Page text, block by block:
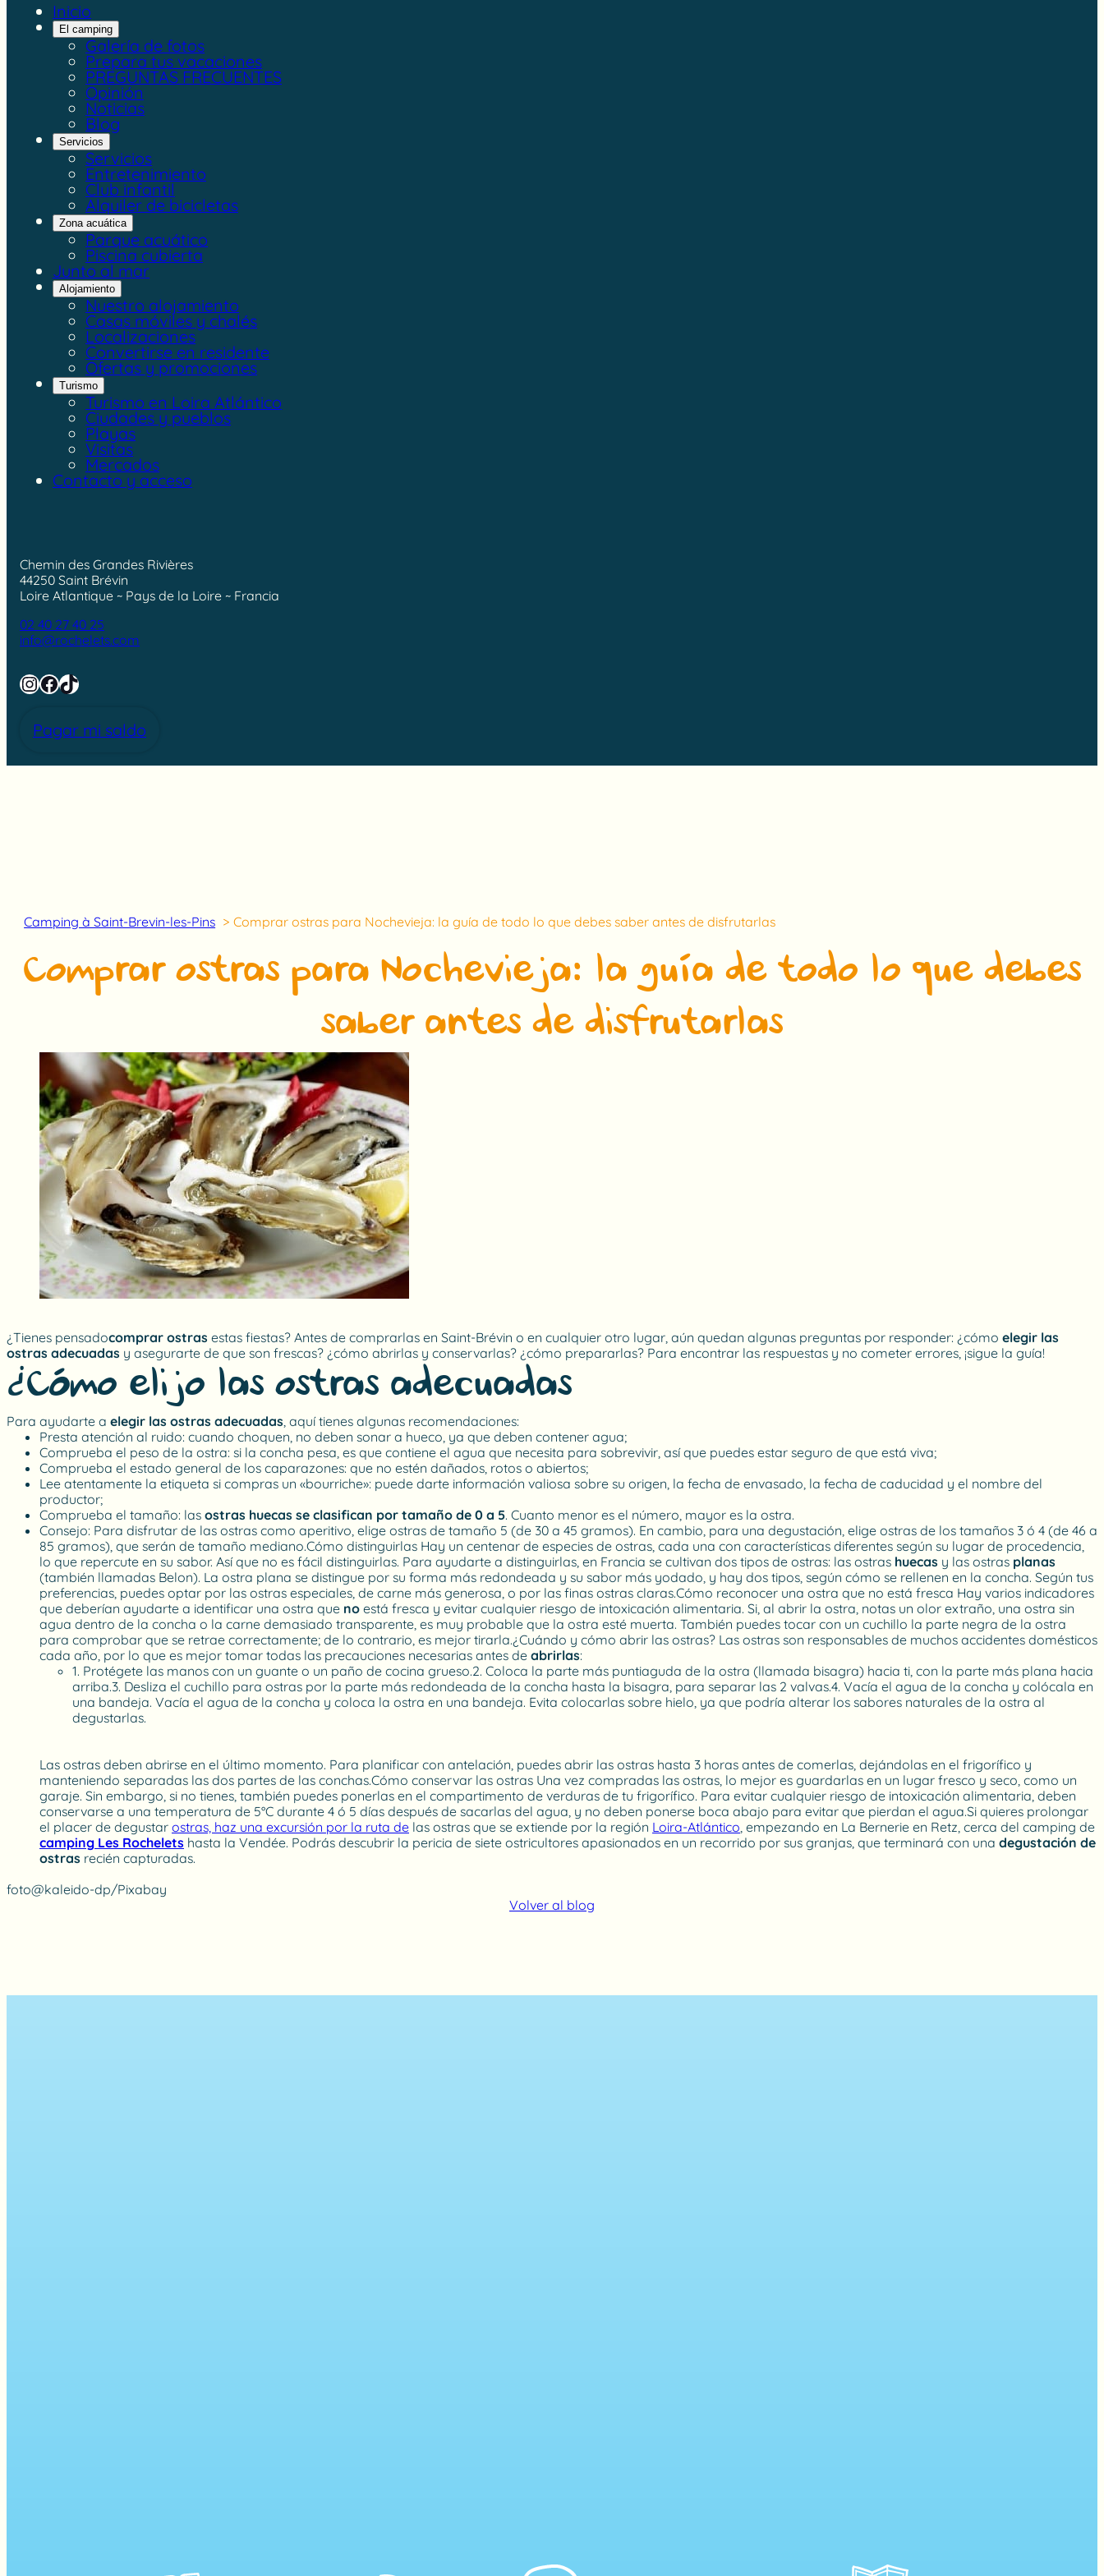
Inicio
El camping
Galería de fotos
Prepara tus vacaciones
PREGUNTAS FRECUENTES
Opinión
Noticias
Blog
Servicios
Servicios
Entretenimiento
Club infantil
Alquiler de bicicletas
Zona acuática
Parque acuático
Piscina cubierta
Junto al mar
Alojamiento
Nuestro alojamiento
Casas móviles y chalés
Localizaciones
Convertirse en residente
Ofertas y promociones
Turismo
Turismo en Loira Atlántico
Ciudades y pueblos
Playas
Visitas
Mercados
Contacto y acceso
Chemin des Grandes Rivières
44250 Saint Brévin
Loire Atlantique ~ Pays de la Loire ~ Francia
02 40 27 40 25
info@rochelets.com
Instagram
Facebook
TikTok
Pagar mi saldo
Camping à Saint-Brevin-les-Pins Comprar ostras para Nochevieja: la guía de todo lo que debes saber antes de disfrutarlas
Comprar ostras para Nochevieja: la guía de todo lo que debes
saber antes de disfrutarlas
¿Tienes pensadocomprar ostras estas fiestas? Antes de comprarlas en Saint-Brévin o en cualquier otro lugar, aún quedan algunas preguntas por responder: ¿cómo elegir las
ostras adecuadas y asegurarte de que son frescas? ¿cómo abrirlas y conservarlas? ¿cómo prepararlas? Para encontrar las respuestas y no cometer errores, ¡sigue la guía!
¿Cómo elijo las ostras adecuadas?
Para ayudarte a elegir las ostras adecuadas , aquí tienes algunas recomendaciones:
Presta atención al ruido: cuando choquen, no deben sonar a hueco, ya que deben contener agua;
Comprueba el peso de la ostra: si la concha pesa, es que contiene el agua que necesita para sobrevivir, así que puedes estar seguro de que está viva;
Comprueba el estado general de los caparazones: que no estén dañados, rotos o abiertos;
Lee atentamente la etiqueta si compras un «bourriche»: puede darte información valiosa sobre su origen, la fecha de envasado, la fecha de caducidad y el nombre del
productor;
Comprueba el tamaño: las ostras huecas se clasifican por tamaño de 0 a 5. Cuanto menor es el número, mayor es la ostra.
Consejo: Para disfrutar de las ostras como aperitivo, elige ostras de tamaño 5 (de 30 a 45 gramos). En cambio, para una degustación, elige ostras de los tamaños 3 ó 4 (de 46 a
85 gramos), que serán de tamaño mediano.Cómo distinguirlas Hay un centenar de especies de ostras, cada una con características diferentes según su lugar de procedencia,
lo que repercute en su sabor. Así que no es fácil distinguirlas. Para ayudarte a distinguirlas, en Francia se cultivan dos tipos de ostras: las ostras huecas y las ostras planas
(también llamadas Belon). La ostra plana se distingue por su forma más redondeada y su sabor más yodado, y hay dos tipos, según cómo se rellenen en la concha. Según tus
preferencias, puedes optar por las ostras especiales, de carne más generosa, o por las finas ostras claras.Cómo reconocer una ostra que no está fresca Hay varios indicadores
que deberían ayudarte a identificar una ostra que no está fresca y evitar cualquier riesgo de intoxicación alimentaria. Si, al abrir la ostra, notas un olor extraño, una ostra sin
agua dentro de la concha o la carne demasiado transparente, es muy probable que la ostra esté muerta. También puedes tocar con un cuchillo la parte negra de la ostra
para comprobar que se retrae correctamente; de lo contrario, es mejor tirarla.¿Cuándo y cómo abrir las ostras? Las ostras son responsables de muchos accidentes domésticos
cada año, por lo que es mejor tomar todas las precauciones necesarias antes de abrirlas:
1. Protégete las manos con un guante o un paño de cocina grueso.2. Coloca la parte más puntiaguda de la ostra (llamada bisagra) hacia ti, con la parte más plana hacia
arriba.3. Desliza el cuchillo para ostras por la parte más redondeada de la concha hasta la bisagra, para separar las 2 valvas.4. Vacía el agua de la concha y colócala en
una bandeja. Vacía el agua de la concha y coloca la ostra en una bandeja. Evita colocarlas sobre hielo, ya que podría alterar los sabores naturales de la ostra al
degustarlas.
Las ostras deben abrirse en el último momento. Para planificar con antelación, puedes abrir las ostras hasta 3 horas antes de comerlas, dejándolas en el frigorífico y
manteniendo separadas las dos partes de las conchas.Cómo conservar las ostras Una vez compradas las ostras, lo mejor es guardarlas en un lugar fresco y seco, como un
garaje. Sin embargo, si no tienes, también puedes ponerlas en el compartimento de verduras de tu frigorífico. Para evitar cualquier riesgo de intoxicación alimentaria, deben
conservarse a una temperatura de 5°C durante 4 ó 5 días después de sacarlas del agua, y no deben ponerse boca abajo para evitar que pierdan el agua.Si quieres prolongar
el placer de degustar ostras, haz una excursión por la ruta de las ostras que se extiende por la región Loira-Atlántico , empezando en La Bernerie en Retz, cerca del camping de
camping Les Rochelets hasta la Vendée. Podrás descubrir la pericia de siete ostricultores apasionados en un recorrido por sus granjas, que terminará con una degustación de
ostras recién capturadas.
foto@kaleido-dp/Pixabay
Volver al blog